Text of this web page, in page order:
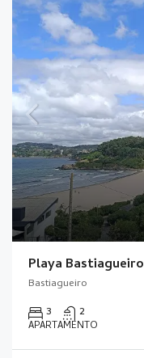
Playa Bastiagueiro
Bastiagueiro
3 2
APARTAMENTO